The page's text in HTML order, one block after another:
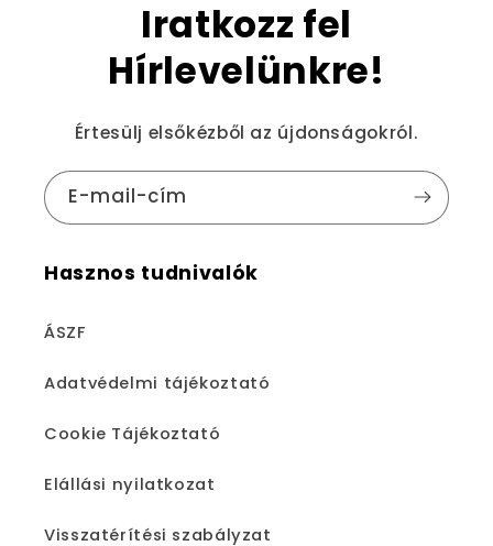
Iratkozz fel
Hírlevelünkre!
Értesülj elsőkézből az újdonságokról.
E-mail-cím
Hasznos tudnivalók
ÁSZF
Adatvédelmi tájékoztató
Cookie Tájékoztató
Elállási nyilatkozat
Visszatérítési szabályzat